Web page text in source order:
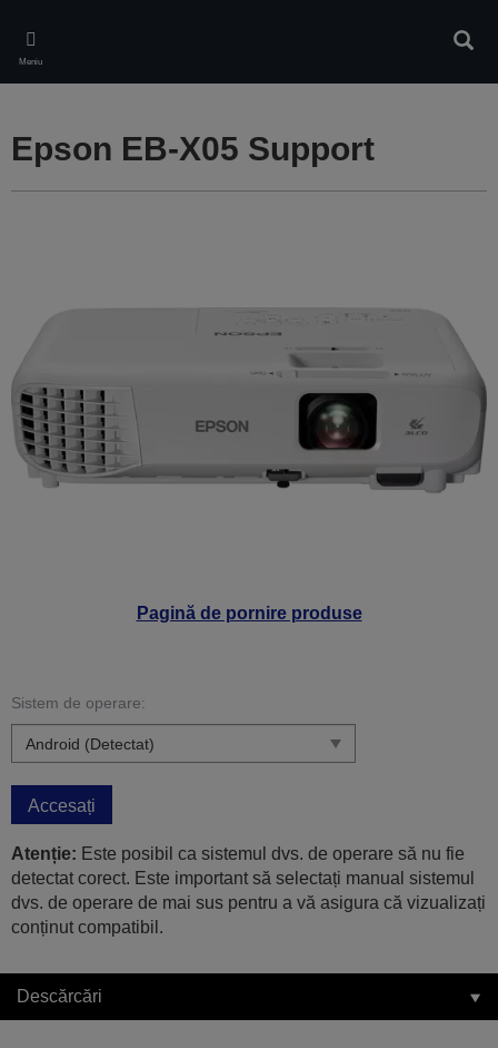
main
content
Meniu
Pagină de pornire produse
Epson EB-X05 Support
Sistem de operare:
Accesați
Atenție: Este posibil ca sistemul dvs. de operare să nu fie
detectat corect. Este important să selectați manual sistemul
dvs. de operare de mai sus pentru a vă asigura că vizualizați
conținut compatibil.
Descărcări